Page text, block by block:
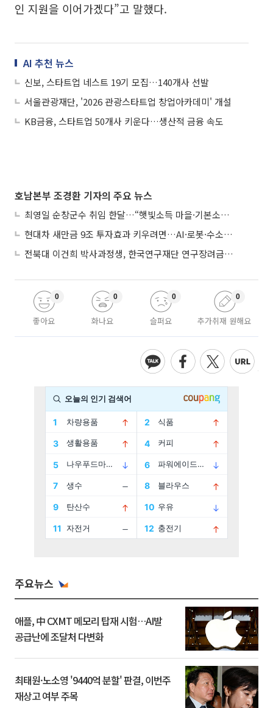
인 지원을 이어가겠다”고 말했다.
AI 추천 뉴스
신보, 스타트업 네스트 19기 모집…140개사 선발
서울관광재단, '2026 관광스타트업 창업아카데미' 개설
KB금융, 스타트업 50개사 키운다…생산적 금융 속도
호남본부 조경환 기자의 주요 뉴스
최영일 순창군수 취임 한달…“햇빛소득 마을·기본소득으로 청년 머무는 순창 만들 것"
현대차 새만금 9조 투자효과 키우려면…AI·로봇·수소 공공기관 집적화 시급
전북대 이건희 박사과정생, 한국연구재단 연구장려금 선정
좋아요
0
화나요
0
슬퍼요
0
추가취재 원해요
0
주요뉴스
애플, 中 CXMT 메모리 탑재 시험…AI발
공급난에 조달처 다변화
최태원·노소영 '9440억 분할' 판결, 이번주
재상고 여부 주목